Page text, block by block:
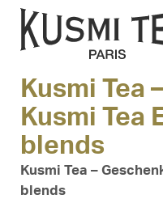
Kusmi Tea
Kusmi Tea
blends
Kusmi Tea –
blends